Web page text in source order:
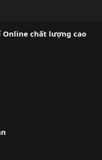
Online chất lượng cao